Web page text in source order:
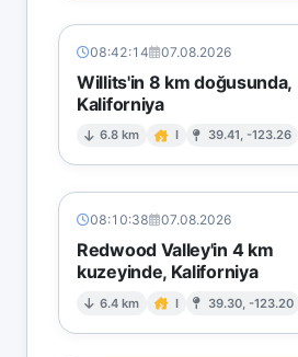
08:42:14 07.08.2026
Willits'in 8 km doğusunda,
Kaliforniya
6.8 km I 39.41, -123.26
08:10:38 07.08.2026
Redwood Valley'in 4 km
kuzeyinde, Kaliforniya
6.4 km I 39.30, -123.20